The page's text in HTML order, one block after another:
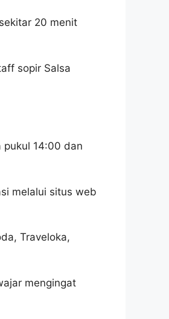
20 menit
sopir Salsa
pukul 14:00 dan
melalui situs web
Traveloka,
mengingat